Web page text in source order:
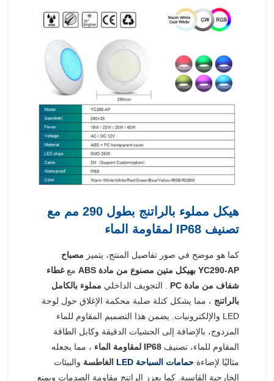
هيكل مملوء بالراتنج بطول 290 مم مع
تصنيف IP68 لمقاومة الماء
كما هو موضح في صور تفاصيل المنتج، يتميز مصباح
YC290-AP بهيكل متين مصنوع من مادة ABS
معغطاء
شفاف من مادة PC
. التجويف الداخلي مملوء بالكامل
بالراتنج ، مما يشكل كتلة صلبة محكمة الإغلاق حول لوحة
LED والإلكترونيات. يضمن هذا التصميم المقاوم للماء
المزدوج، بالإضافة إلى الحشيات الدقيقة وكابل الطاقة
المقاوم للماء، تصنيف IP68 لمقاومة الماء
، مما يجعله
مثاليًا لإضاءة حمامات السباحة LED الغاطسة والبيئات
الخارجية القاسية. كما يعزز الراتنج مقاومة الصدمات ويمنع